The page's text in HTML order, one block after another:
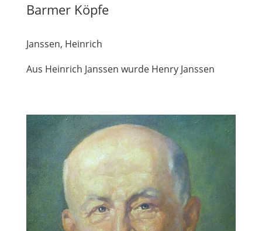
Barmer Köpfe
Janssen, Heinrich
Aus Heinrich Janssen wurde Henry Janssen